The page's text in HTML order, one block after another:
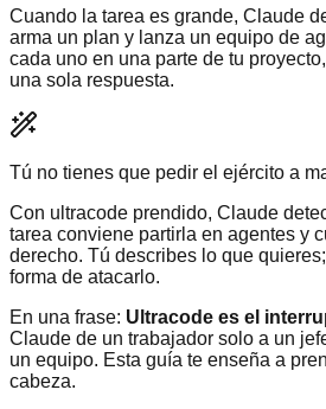
Cuando la tarea es grande, Claude
arma un plan y lanza un equipo de
cada uno en una parte de tu
una sola respuesta.
Tú no tienes que pedir el ejército a
Con ultracode prendido, Claude
tarea conviene partirla en agentes y
derecho. Tú describes lo que
forma de atacarlo.
En una frase: Ultracode es el
Claude de un trabajador solo a un
un equipo. Esta guía te enseña a
cabeza.